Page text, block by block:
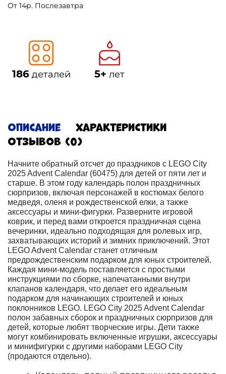
От 14р. Послезавтра
186 деталей 5+ лет
Описание
Характеристики
Отзывов (0)
Начните обратный отсчет до праздников с LEGO City
2025 Advent Calendar (60475) для детей от пяти лет и
старше. В этом году календарь полон праздничных
сюрпризов, включая персонажей в костюмах белого
медведя, оленя и рождественской елки, а также
аксессуары и мини-фигурки. Разверните игровой
коврик, и перед вами откроется праздничная сцена
вечеринки, идеально подходящая для ролевых игр,
захватывающих историй и зимних приключений. Этот
LEGO Advent Calendar станет отличным
предрождественским подарком для юных строителей.
Каждая мини-модель поставляется с простыми
инструкциями по сборке, напечатанными внутри
клапанов календаря, что делает его идеальным
подарком для начинающих строителей и юных
поклонников LEGO. LEGO City 2025 Advent Calendar
полон забавных сборок и праздничных сюрпризов для
детей, которые любят творческие игры. Дети также
могут комбинировать включенные игрушки, аксессуары
и минифигурки с другими наборами LEGO City
(продаются отдельно).